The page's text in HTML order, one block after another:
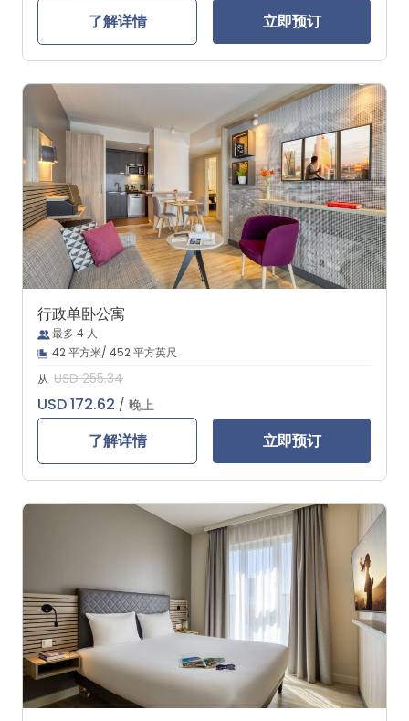
了解详情 立即预订
行政单卧公寓
最多 4 人
42 平方米/ 452 平方英尺
从 USD 255.34
USD 172.62 / 晚上
了解详情 立即预订